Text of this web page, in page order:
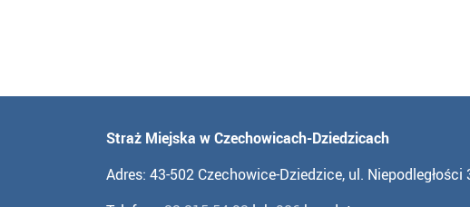
Straż Miejska w Czechowicach-Dziedzicach
Adres: 43-502 Czechowice-Dziedzice, ul. Niepodległości